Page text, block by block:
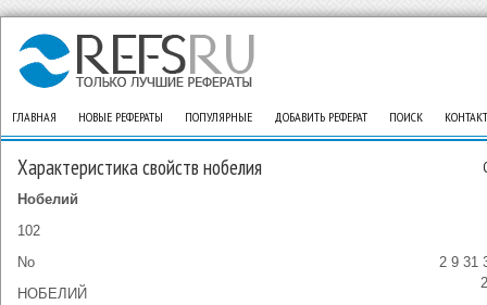
ГЛАВНАЯ НОВЫЕ РЕФЕРАТЫ ПОПУЛЯРНЫЕ ДОБАВИТЬ РЕФЕРАТ ПОИСК
Характеристика свойств нобелия
Нобелий
102
No
2 9 31
2
НОБЕЛИЙ